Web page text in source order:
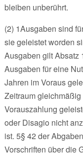
bleiben unberührt.
(2) 1Ausgaben sind
sie geleistet worden
Ausgaben gilt Absatz
Ausgaben für eine
Jahren im Voraus
Zeitraum
Vorauszahlung
oder Disagio nicht
ist. 5§ 42 der
Vorschriften über die